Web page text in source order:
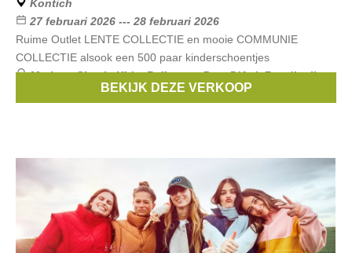
Kontich
27 februari 2026 --- 28 februari 2026
Ruime Outlet LENTE COLLECTIE en mooie COMMUNIE
COLLECTIE alsook een 500 paar kinderschoentjes
Merken:Simple Kids,Bellerose,Pom D'Api,Rondinella,
BEKIJK DEZE VERKOOP